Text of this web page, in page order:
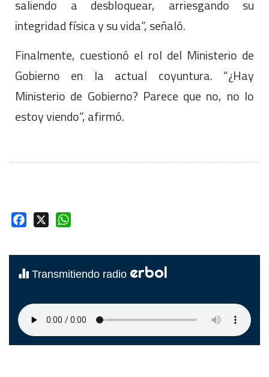
saliendo a desbloquear, arriesgando su
integridad física y su vida”, señaló.
Finalmente, cuestionó el rol del Ministerio de
Gobierno en la actual coyuntura. “¿Hay
Ministerio de Gobierno? Parece que no, no lo
estoy viendo”, afirmó.
Facebook
Transmitiendo radio erbol